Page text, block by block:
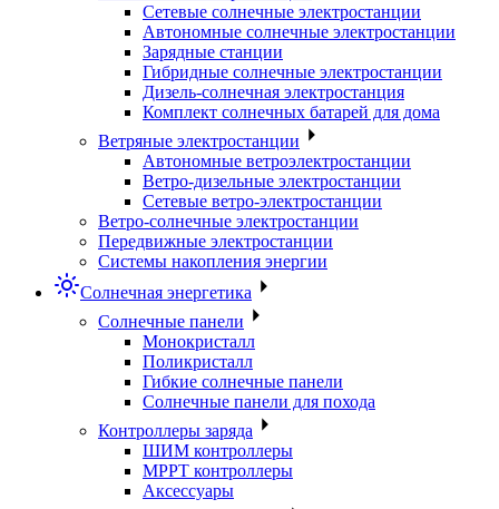
Сетевые солнечные электростанции
Автономные солнечные электростанции
Зарядные станции
Гибридные солнечные электростанции
Дизель-солнечная электростанция
Комплект солнечных батарей для дома
Ветряные электростанции
Автономные ветроэлектростанции
Ветро-дизельные электростанции
Сетевые ветро-электростанции
Ветро-солнечные электростанции
Передвижные электростанции
Системы накопления энергии
Солнечная энергетика
Солнечные панели
Монокристалл
Поликристалл
Гибкие солнечные панели
Солнечные панели для похода
Контроллеры заряда
ШИМ контроллеры
МРРТ контроллеры
Аксессуары